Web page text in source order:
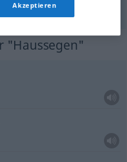
"Haussegen"
Akzeptieren